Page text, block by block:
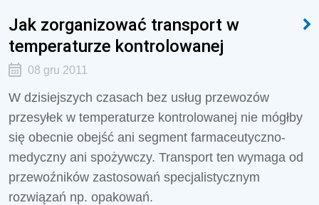
Jak zorganizować transport w
temperaturze kontrolowanej
08 gru 2011
W dzisiejszych czasach bez usług przewozów
przesyłek w temperaturze kontrolowanej nie mógłby
się obecnie obejść ani segment farmaceutyczno-
medyczny ani spożywczy. Transport ten wymaga od
przewoźników zastosowań specjalistycznym
rozwiązań np. opakowań.